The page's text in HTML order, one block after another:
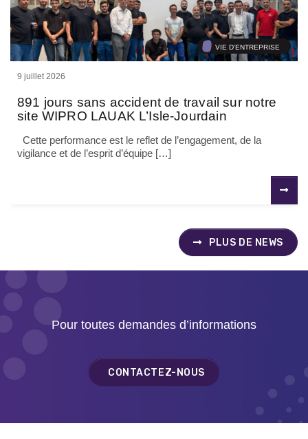
VIE D'ENTREPRISE
9 juillet 2026
891 jours sans accident de travail sur notre
site WIPRO LAUAK L’Isle-Jourdain
Cette performance est le reflet de l’engagement, de la
vigilance et de l’esprit d’équipe […]
PLUS DE NEWS
Pour toutes demandes d’informations
CONTACTEZ-NOUS